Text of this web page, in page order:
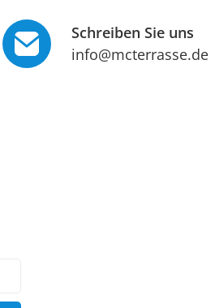
Schreiben Sie uns
info@mcterrasse.de